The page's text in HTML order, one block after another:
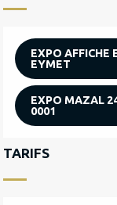
EXPO AFFICHE
EYMET
EXPO MAZAL
0001
TARIFS